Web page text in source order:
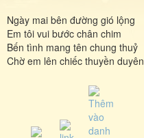
Ngày mai bên đường gió lộng
Em tôi vui bước chân chim
Bến tình mang tên chung thuỷ
Chờ em lên chiếc thuyền duyên